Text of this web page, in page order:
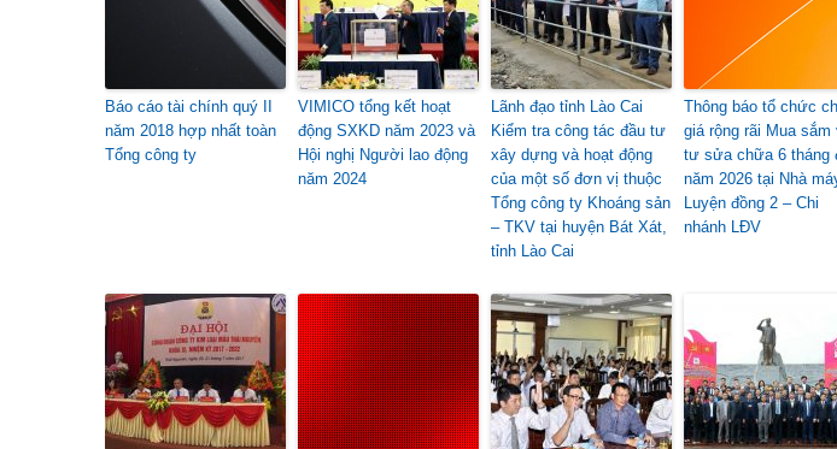
Báo cáo tài chính quý II
năm 2018 hợp nhất toàn
Tổng công ty
VIMICO tổng kết hoạt
động SXKD năm 2023 và
Hội nghị Người lao động
năm 2024
Lãnh đạo tỉnh Lào Cai
Kiểm tra công tác đầu tư
xây dựng và hoạt động
của một số đơn vị thuộc
Tổng công ty Khoáng sản
– TKV tại huyện Bát Xát,
tỉnh Lào Cai
Thông báo tổ chức
giá rộng rãi Mua sắm
tư sửa chữa 6 tháng
năm 2026 tại Nhà
Luyện đồng 2 – Chi
nhánh LĐV